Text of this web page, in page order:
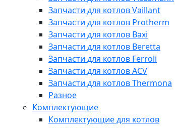
Запчасти для котлов Vaillant
Запчасти для котлов Protherm
Запчасти для котлов Baxi
Запчасти для котлов Beretta
Запчасти для котлов Ferroli
Запчасти для котлов ACV
Запчасти для котлов Thermona
Разное
Комплектующие
Комплектующие для котлов